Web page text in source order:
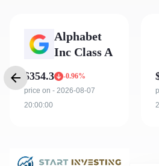
Microsoft
Corporation
$499.99
0.03%
price on - 2026-08-07
20:00:00